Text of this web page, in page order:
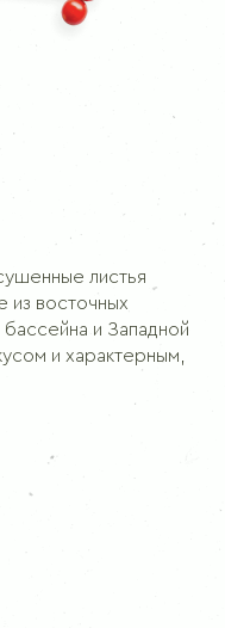
листья
из восточных
и Западной
и характерным,